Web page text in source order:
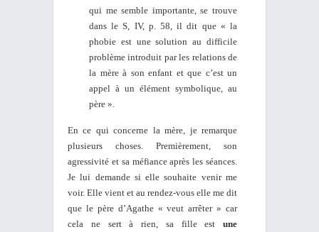
qui me semble importante, se trouve
dans le S, IV, p. 58, il dit que « la
phobie est une solution au difficile
problème introduit par les relations de
la mère à son enfant et que c’est un
appel à un élément symbolique, au
père ».
En ce qui concerne la mère, je remarque
plusieurs choses. Premièrement, son
agressivité et sa méfiance après les séances.
Je lui demande si elle souhaite venir me
voir. Elle vient et au rendez-vous elle me dit
que le père d’Agathe « veut arrêter » car
cela ne sert à rien, sa fille est une